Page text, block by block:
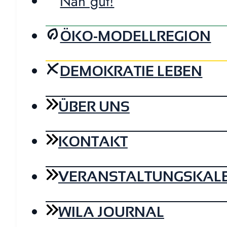
ÖKO-MODELLREGION
DEMOKRATIE LEBEN
ÜBER UNS
KONTAKT
WILA JOURNAL